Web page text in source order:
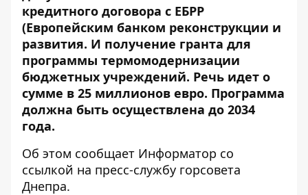
кредитного договора с ЕБРР
(Европейским банком реконструкции и
развития. И получение гранта для
программы термомодернизации
бюджетных учреждений. Речь идет о
сумме в 25 миллионов евро. Программа
должна быть осуществлена ​​до 2034
года.
Об этом сообщает Информатор со
ссылкой на пресс-службу горсовета
Днепра.